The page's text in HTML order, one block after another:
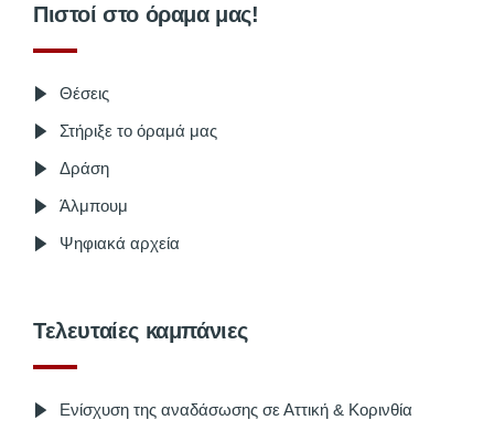
Πιστοί στο όραμα μας!
Θέσεις
Στήριξε το όραμά μας
Δράση
Άλμπουμ
Ψηφιακά αρχεία
Τελευταίες καμπάνιες
Ενίσχυση της αναδάσωσης σε Αττική & Κορινθία